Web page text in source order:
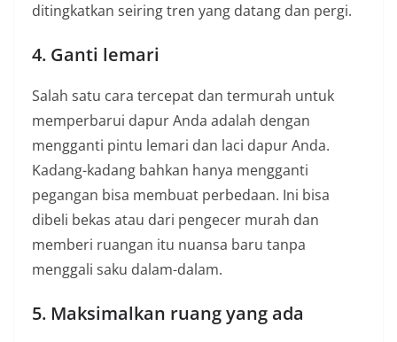
ditingkatkan seiring tren yang datang dan pergi.
4. Ganti lemari
Salah satu cara tercepat dan termurah untuk
memperbarui dapur Anda adalah dengan
mengganti pintu lemari dan laci dapur Anda.
Kadang-kadang bahkan hanya mengganti
pegangan bisa membuat perbedaan. Ini bisa
dibeli bekas atau dari pengecer murah dan
memberi ruangan itu nuansa baru tanpa
menggali saku dalam-dalam.
5. Maksimalkan ruang yang ada